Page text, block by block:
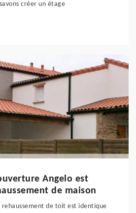
créer un étage
Angelo est
de maison
de toit est identique